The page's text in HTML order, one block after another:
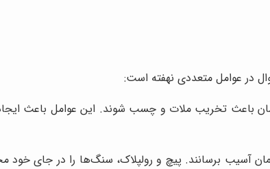
در عوامل متعددی نهفته است:
زمان باعث تخریب ملات و چسب شوند. این عوامل باعث
آسیب برسانند. پیچ و رولپلاک، سنگ‌ها را در جای خود